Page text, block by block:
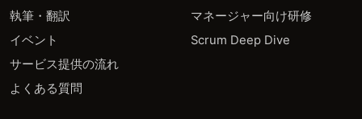
執筆・翻訳
イベント
サービス提供の流れ
よくある質問
マネージャー向け研修
Scrum Deep Dive